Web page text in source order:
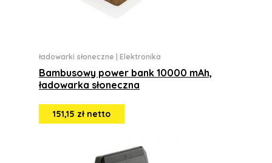
ładowarki słoneczne Elektronika
Bambusowy power bank 10000 mAh,
ładowarka słoneczna
151,15 zł netto